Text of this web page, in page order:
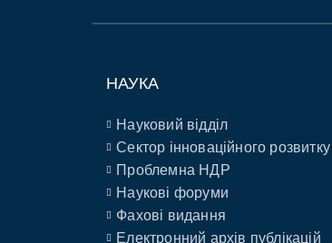
НАУКА
Науковий відділ
Сектор інноваційного розвитку
Проблемна НДР
Наукові форуми
Фахові видання
Електронний архів публікацій